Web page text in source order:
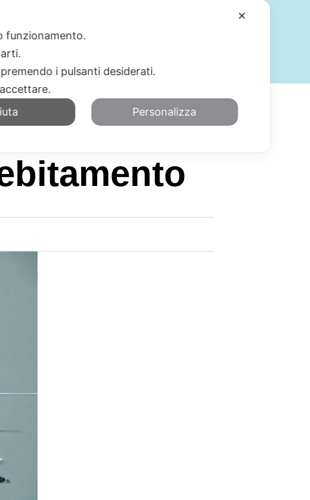
SERVIZI
✕
funzionamento.
i pulsanti desiderati.
Personalizza